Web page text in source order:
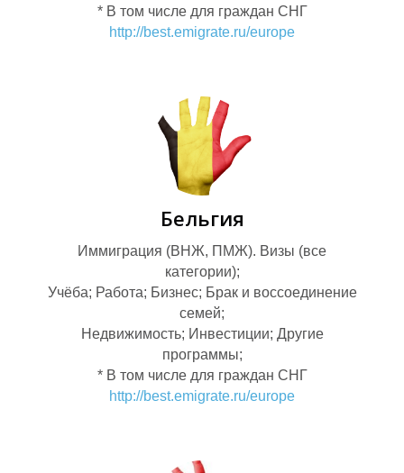
Е
Й
* В том числе для граждан СНГ
http://best.emigrate.ru/europe
Бельгия
Иммиграция (ВНЖ, ПМЖ). Визы (все
категории);
Учёба; Работа; Бизнес; Брак и воссоединение
семей;
Недвижимость; Инвестиции; Другие
программы;
* В том числе для граждан СНГ
http://best.emigrate.ru/europe